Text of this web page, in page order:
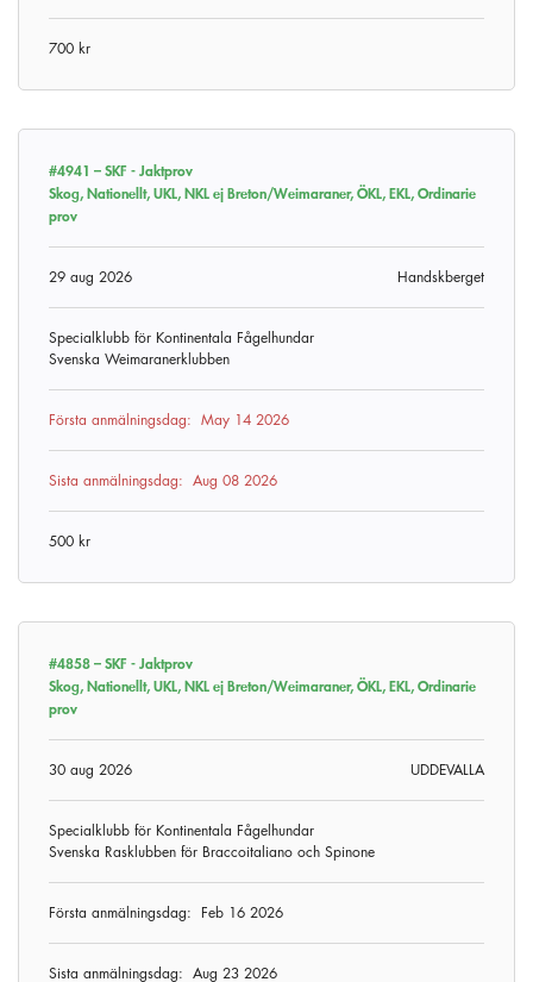
700 kr
#4941 –SKF - Jaktprov
Skog, Nationellt, UKL, NKL ej Breton/Weimaraner, ÖKL, EKL, Ordinarie
prov
29 aug 2026 Handskberget
Specialklubb för Kontinentala Fågelhundar
Svenska Weimaranerklubben
Första anmälningsdag: May 14 2026
Sista anmälningsdag: Aug 08 2026
500 kr
#4858 –SKF - Jaktprov
Skog, Nationellt, UKL, NKL ej Breton/Weimaraner, ÖKL, EKL, Ordinarie
prov
30 aug 2026 UDDEVALLA
Specialklubb för Kontinentala Fågelhundar
Svenska Rasklubben för Braccoitaliano och Spinone
Första anmälningsdag: Feb 16 2026
Sista anmälningsdag: Aug 23 2026